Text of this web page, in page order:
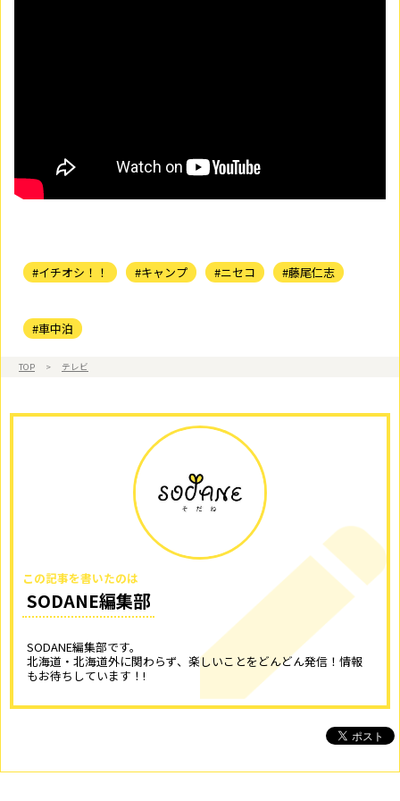
#イチオシ！！ #キャンプ #ニセコ #藤尾仁志
#車中泊
TOP > テレビ
この記事を書いたのは
SODANE編集部
SODANE編集部です。
北海道・北海道外に関わらず、楽しいことをどんどん発信！情報
もお待ちしています！!